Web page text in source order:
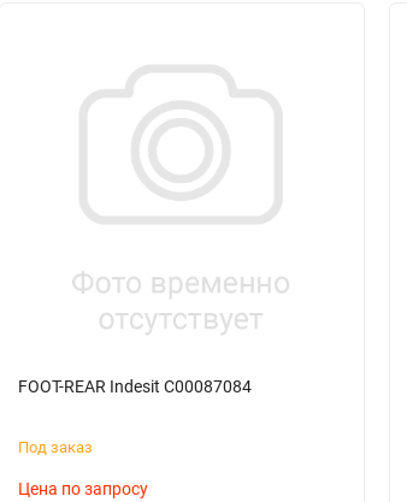
FOOT-REAR Indesit C00087084
Под заказ
Цена по запросу